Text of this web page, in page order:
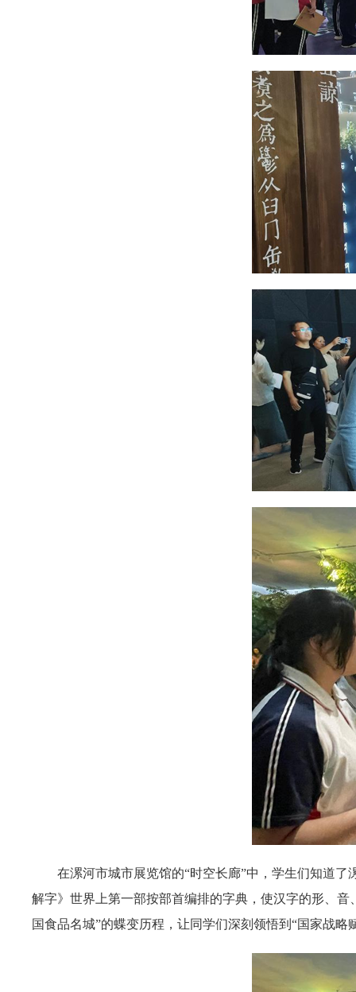
在漯河市城市展览馆的“时空长廊”中，学生们知道
解字》世界上第一部按部首编排的字典，使汉字的形、
国食品名城”的蝶变历程，让同学们深刻领悟到“国家战